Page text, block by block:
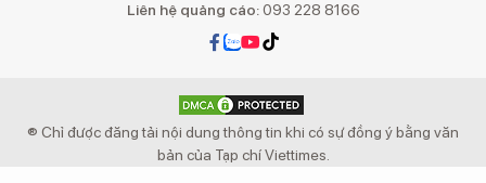
Liên hệ quảng cáo:093 228 8166
® Chỉ được đăng tải nội dung thông tin khi có sự đồng ý bằng văn
bản của Tạp chí Viettimes.